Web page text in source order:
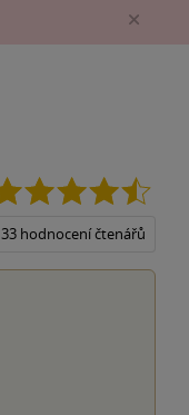
33 hodnocení čtenářů